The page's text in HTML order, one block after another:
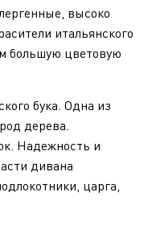
высоко
итальянского
большую цветовую
бука. Одна из
дерева.
Надежность и
дивана
царга,